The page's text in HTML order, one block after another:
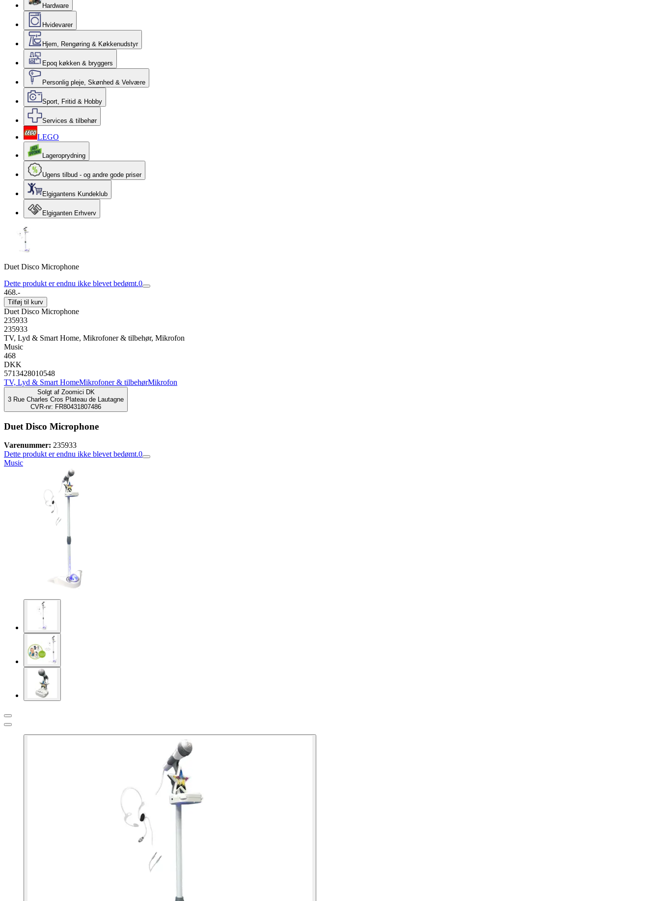
Hardware
Hvidevarer
Hjem, Rengøring & Køkkenudstyr
Epoq køkken & bryggers
Personlig pleje, Skønhed & Velvære
Sport, Fritid & Hobby
Services & tilbehør
LEGO
Lageroprydning
Ugens tilbud - og andre gode priser
Elgigantens Kundeklub
Elgiganten Erhverv
Duet Disco Microphone
Dette produkt er endnu ikke blevet bedømt.0
468.-
Tilføj til kurv
Duet Disco Microphone
235933
235933
TV, Lyd & Smart Home, Mikrofoner & tilbehør, Mikrofon
Music
468
DKK
5713428010548
TV, Lyd & Smart HomeMikrofoner & tilbehørMikrofon
Solgt af Zoomici DK
3 Rue Charles Cros Plateau de Lautagne
CVR-nr: FR80431807486
Duet Disco Microphone
Varenummer: 235933
Dette produkt er endnu ikke blevet bedømt.0
Music